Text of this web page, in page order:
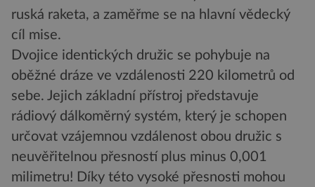
ruská raketa, a zaměřme se na hlavní vědecký
cíl mise.
Dvojice identických družic se pohybuje na
oběžné dráze ve vzdálenosti 220 kilometrů od
sebe. Jejich základní přístroj představuje
rádiový dálkoměrný systém, který je schopen
určovat vzájemnou vzdálenost obou družic s
neuvěřitelnou přesností plus minus 0,001
milimetru! Díky této vysoké přesnosti mohou